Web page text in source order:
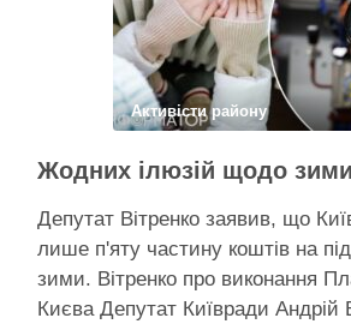
Поділитися у соцмережах:
Активісти району
Депутат Вітренко заявив, що
лише п'яту частину коштів на
зими. Вітренко про виконання
Києва Депутат Київради Андрій